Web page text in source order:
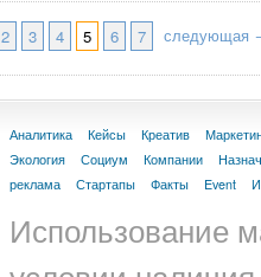
2 3 4 5 6 7 следующая
Аналитика Кейсы Креатив
Экология
Социум Компании
реклама
Стартапы Факты Event
Использование